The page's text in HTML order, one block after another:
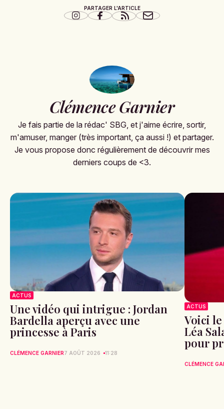
PARTAGER L'ARTICLE
Clémence Garnier
Je fais partie de la rédac' SBG, et j'aime écrire, sortir,
m'amuser, manger (très important, ça aussi !) et partager.
Je vous propose donc régulièrement de découvrir mes
derniers coups de <3.
ACTUS
Une vidéo qui intrigue : Jordan
Bardella aperçu avec une
princesse à Paris
CLÉMENCE GARNIER7 AOÛT 2026 11:28
ACTUS
Voici
Léa
pour
CLÉMENCE